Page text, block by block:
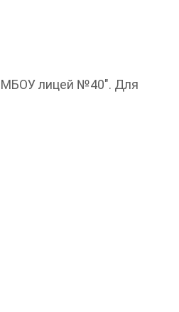
"МБОУ лицей №40". Для